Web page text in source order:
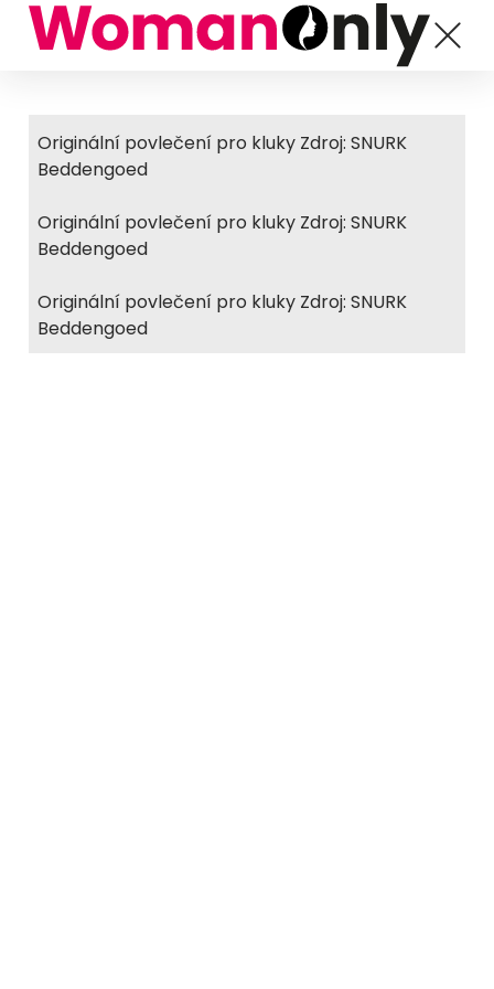
Originální povlečení pro kluky Zdroj: SNURK
Beddengoed
Originální povlečení pro kluky Zdroj: SNURK
Beddengoed
Originální povlečení pro kluky Zdroj: SNURK
Beddengoed